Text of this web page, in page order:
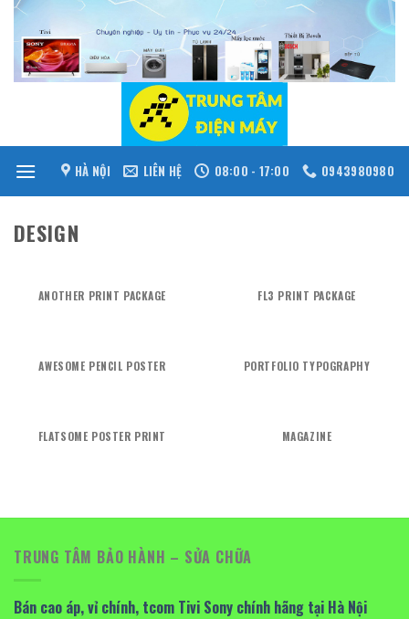
Skip
content
HÀ NỘI LIÊN HỆ 08:00 - 17:00 0943980980
DESIGN
ANOTHER PRINT PACKAGE FL3 PRINT PACKAGE
AWESOME PENCIL POSTER PORTFOLIO TYPOGRAPHY
FLATSOME POSTER PRINT MAGAZINE
TRUNG TÂM BẢO HÀNH – SỬA CHỮA
Bán cao áp, vỉ chính, tcom Tivi Sony chính hãng tại Hà Nội